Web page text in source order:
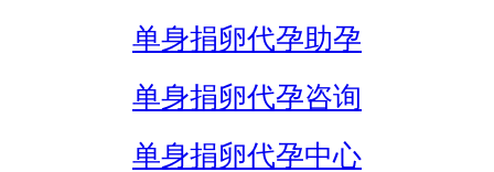
单身捐卵代孕助孕
单身捐卵代孕咨询
单身捐卵代孕中心